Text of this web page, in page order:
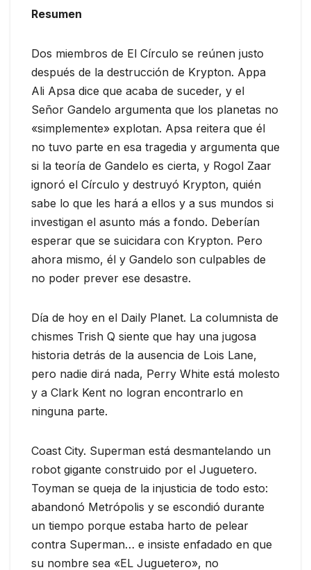
Resumen
Dos miembros de El Círculo se reúnen justo
después de la destrucción de Krypton. Appa
Ali Apsa dice que acaba de suceder, y el
Señor Gandelo argumenta que los planetas no
«simplemente» explotan. Apsa reitera que él
no tuvo parte en esa tragedia y argumenta que
si la teoría de Gandelo es cierta, y Rogol Zaar
ignoró el Círculo y destruyó Krypton, quién
sabe lo que les hará a ellos y a sus mundos si
investigan el asunto más a fondo. Deberían
esperar que se suicidara con Krypton. Pero
ahora mismo, él y Gandelo son culpables de
no poder prever ese desastre.
Día de hoy en el Daily Planet. La columnista de
chismes Trish Q siente que hay una jugosa
historia detrás de la ausencia de Lois Lane,
pero nadie dirá nada, Perry White está molesto
y a Clark Kent no logran encontrarlo en
ninguna parte.
Coast City. Superman está desmantelando un
robot gigante construido por el Juguetero.
Toyman se queja de la injusticia de todo esto:
abandonó Metrópolis y se escondió durante
un tiempo porque estaba harto de pelear
contra Superman… e insiste enfadado en que
su nombre sea «EL Juguetero», no